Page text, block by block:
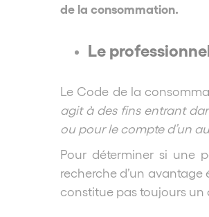
de la consommation.
Le
Le Code de la
agit à des fins entrant
ou pour le compte d’un
Pour déterminer si une
recherche d’un
constitue pas toujours un